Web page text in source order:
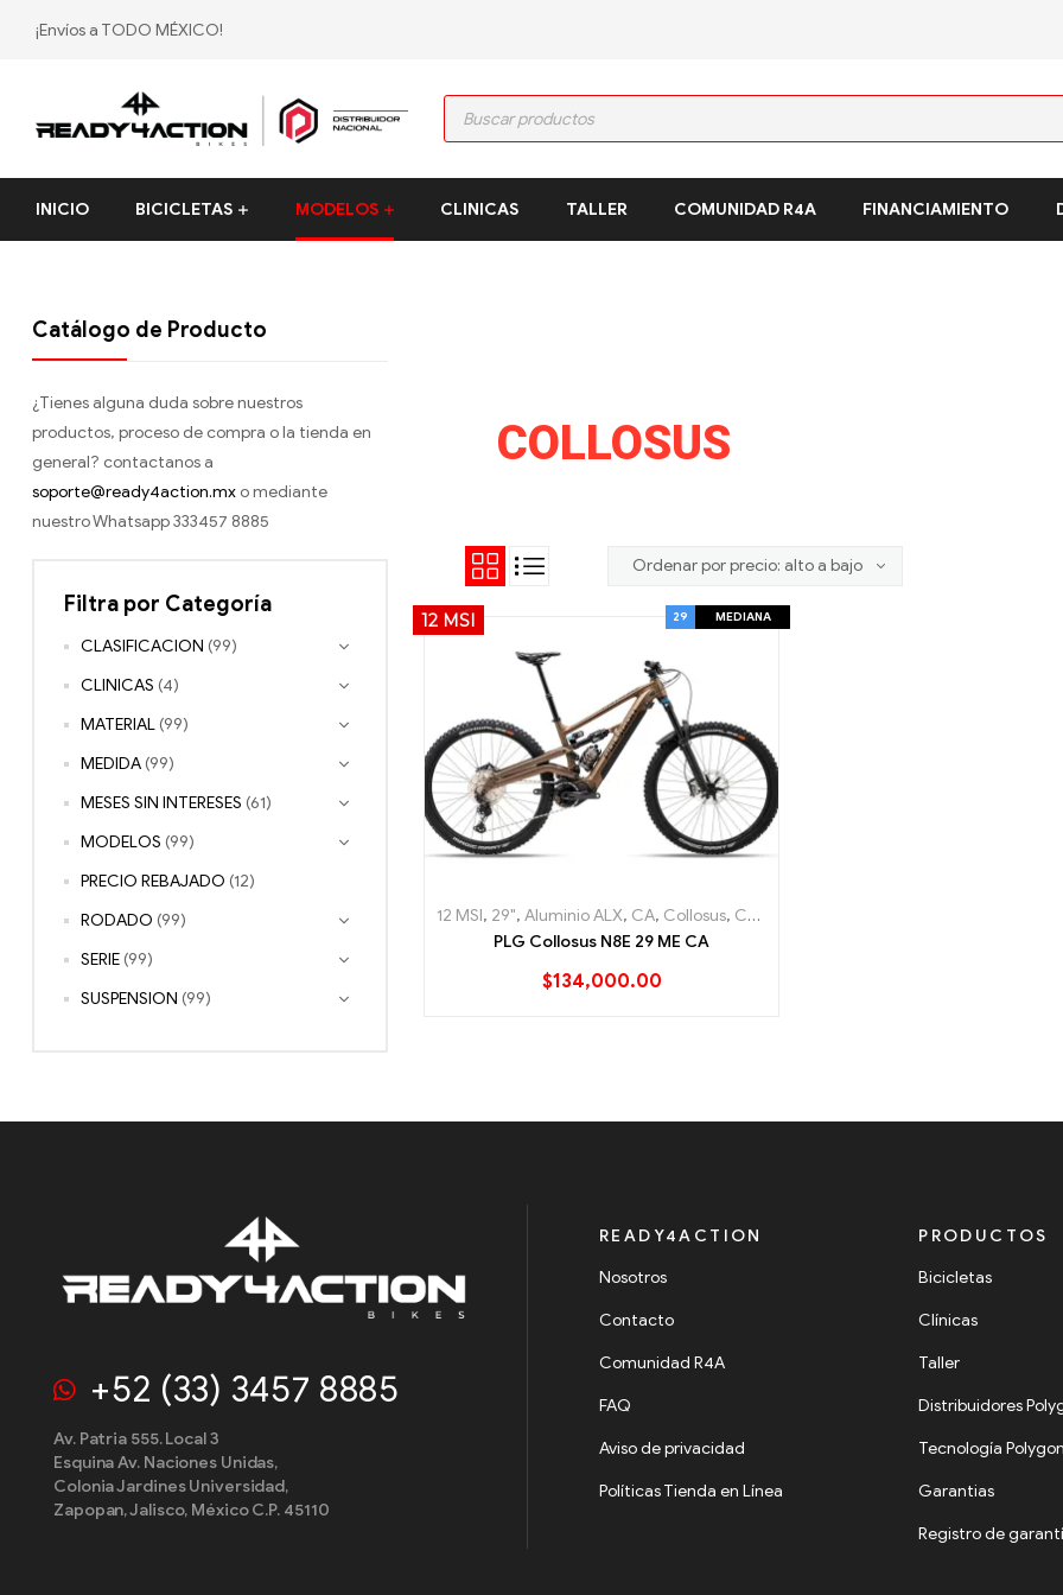
¡Envíos a TODO MÉXICO!
Ready4Action
Distribución
mexicana
–
INICIO BICICLETAS MODELOS CLINICAS TALLER COMUNIDAD R4A FINANCIAMIENTO
COLLOSUS
12 MSI 29 MEDIANA
12 MSI, 29", Aluminio ALX, CA, Collosus, Collosus N
PLG Collosus N8E 29 ME CA
$134,000.00
Catálogo de Producto
¿Tienes alguna duda sobre nuestros
productos, proceso de compra o la tienda en
general? contactanos a
soporte@ready4action.mx o mediante
nuestro Whatsapp 333457 8885
Filtra por Categoría
CLASIFICACION (99)
CLINICAS (4)
MATERIAL (99)
MEDIDA (99)
MESES SIN INTERESES (61)
MODELOS (99)
PRECIO REBAJADO (12)
RODADO (99)
SERIE (99)
SUSPENSION (99)
+52 (33) 3457 8885
Av. Patria 555. Local 3
Esquina Av. Naciones Unidas,
Colonia Jardines Universidad,
Zapopan, Jalisco, México C.P. 45110
READY4ACTION
Nosotros
Contacto
Comunidad R4A
FAQ
Aviso de privacidad
Políticas Tienda en Línea
PRODUCTOS
Bicicletas
Clínicas
Taller
Distribuidores
Tecnología Polygon
Garantias
Registro de